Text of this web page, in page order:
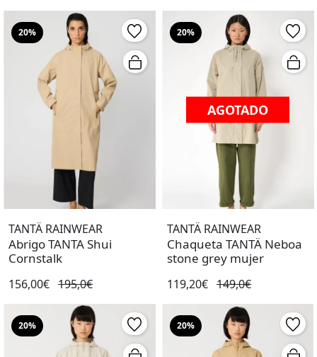
20%
TANTÄ RAINWEAR
Abrigo TANTA Shui
Cornstalk
156,00€ 195,0€
20%
AGOTADO
TANTÄ RAINWEAR
Chaqueta TANTÄ Neboa
stone grey mujer
119,20€ 149,0€
20% 20%